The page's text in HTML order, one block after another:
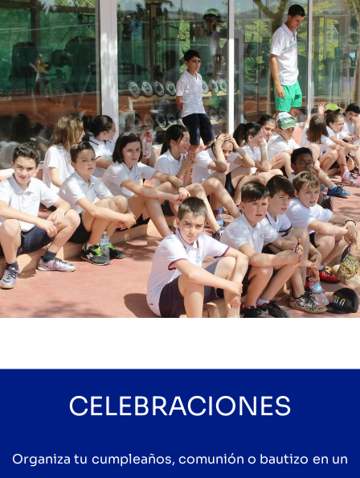
CELEBRACIONES
Organiza tu cumpleaños, comunión o bautizo en un